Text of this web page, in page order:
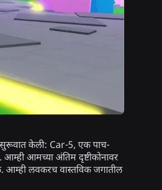
सुरूवात केली: Car-5, एक पाच-
आमच्या अंतिम दृष्टीकोनावर
आम्ही लवकरच वास्तविक जगातील